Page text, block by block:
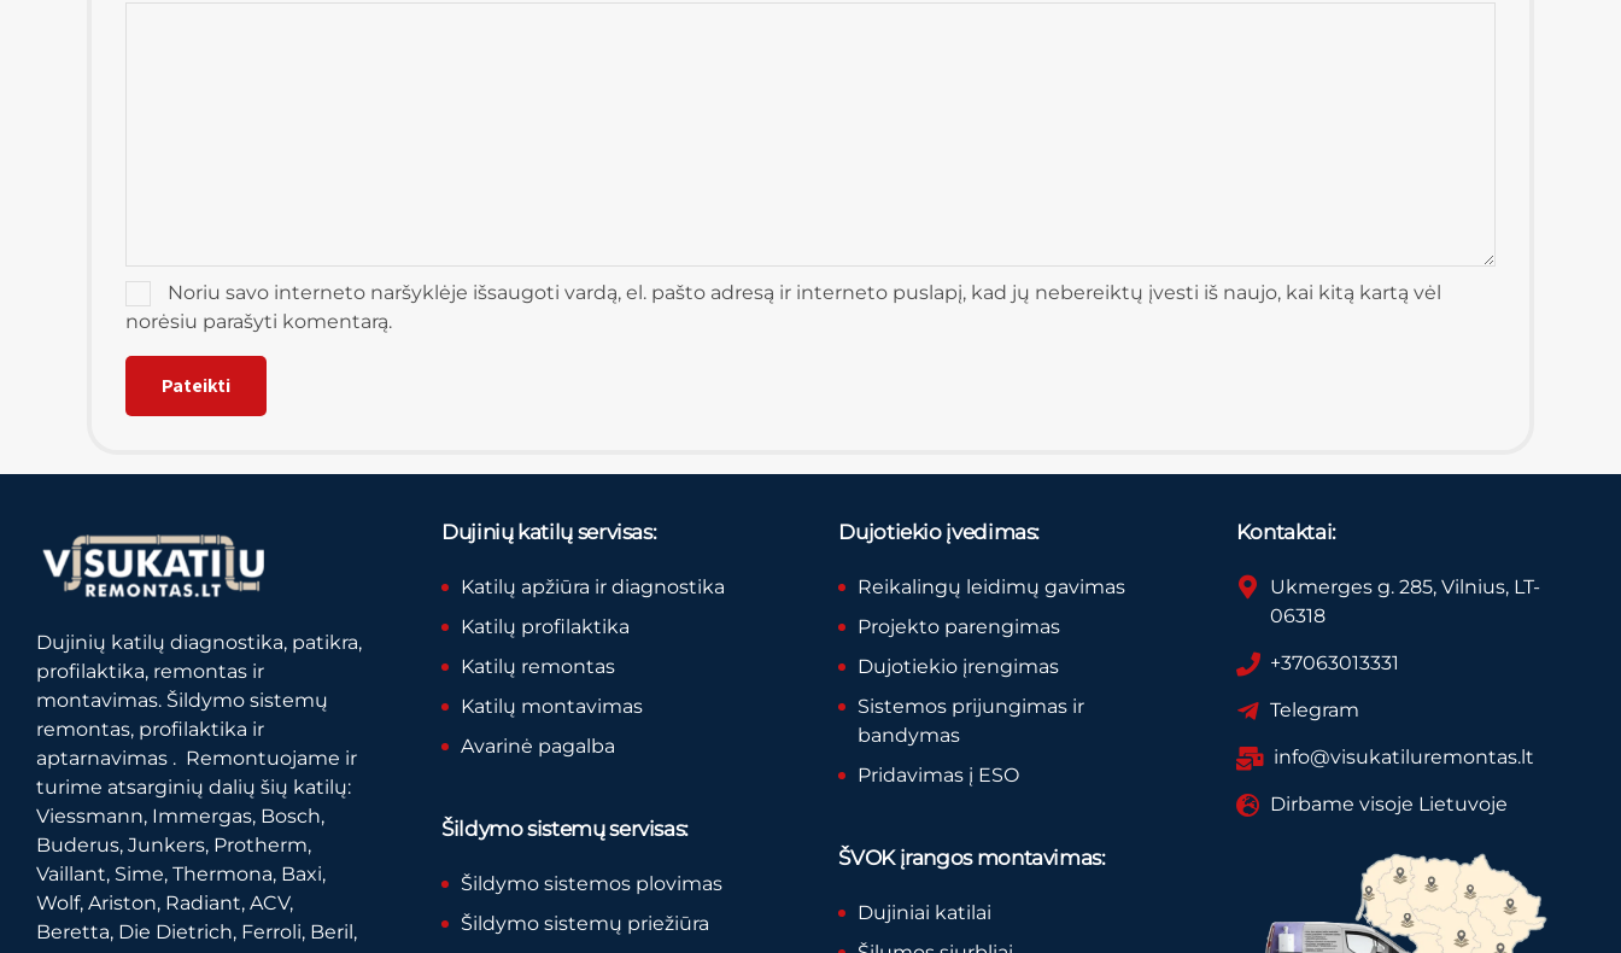
Noriu savo interneto naršyklėje išsaugoti vardą, el. pašto adresą ir interneto puslapį, kad jų nebereiktų įvesti iš naujo, kai kitą kartą vėl
norėsiu parašyti komentarą.
Dujinių katilų diagnostika, patikra,
profilaktika, remontas ir
montavimas. Šildymo sistemų
remontas, profilaktika ir
aptarnavimas . Remontuojame ir
turime atsarginių dalių šių katilų:
Viessmann, Immergas, Bosch,
Buderus, Junkers, Protherm,
Vaillant, Sime, Thermona, Baxi,
Wolf, Ariston, Radiant, ACV,
Beretta, Die Dietrich, Ferroli, Beril,
Dujinių katilų servisas:
Katilų apžiūra ir diagnostika
Katilų profilaktika
Katilų remontas
Katilų montavimas
Avarinė pagalba
Šildymo sistemų servisas:
Šildymo sistemos plovimas
Šildymo sistemų priežiūra
Dujotiekio įvedimas:
Reikalingų leidimų gavimas
Projekto parengimas
Dujotiekio įrengimas
Sistemos prijungimas ir
bandymas
Pridavimas į ESO
ŠVOK įrangos montavimas:
Dujiniai katilai
Kontaktai:
Ukmerges g. 285, Vilnius, LT-
06318
+37063013331
Telegram
info@visukatiluremontas.lt
Dirbame visoje Lietuvoje